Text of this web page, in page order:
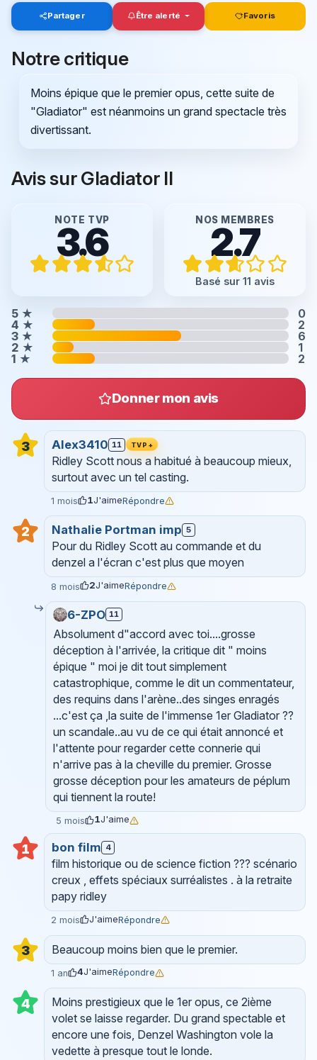
Partager Être alerté Favoris
Notre critique
Moins épique que le premier opus, cette suite de
"Gladiator" est néanmoins un grand spectacle très
divertissant.
Avis sur Gladiator II
NOTE TVP
3.6 NOS MEMBRES
2.7
Basé sur 11 avis
5 ★
0
4 ★
2
3 ★
6
2 ★
1
1 ★ 2
Donner mon avis
3 Alex3410 11 TVP+
Ridley Scott nous a habitué à beaucoup mieux,
surtout avec un tel casting.
1 mois 1J'aimeRépondre
2 Nathalie Portman imp 5
Pour du Ridley Scott au commande et du
denzel a l'écran c'est plus que moyen
8 mois 2J'aimeRépondre
6-ZPO 11
Absolument d"accord avec toi....grosse
déception à l'arrivée, la critique dit " moins
épique " moi je dit tout simplement
catastrophique, comme le dit un commentateur,
des requins dans l'arène..des singes enragés
...c'est ça ,la suite de l'immense 1er Gladiator ??
un scandale..au vu de ce qui était annoncé et
l'attente pour regarder cette connerie qui
n'arrive pas à la cheville du premier. Grosse
grosse déception pour les amateurs de péplum
qui tiennent la route!
5 mois 1J'aime
1 bon film 4
film historique ou de science fiction ??? scénario
creux , effets spéciaux surréalistes . à la retraite
papy ridley
2 mois J'aimeRépondre
3 Beaucoup moins bien que le premier.
1 an 4J'aimeRépondre
4
Moins prestigieux que le 1er opus, ce 2ième
volet se laisse regarder. Du grand spectable et
encore une fois, Denzel Washington vole la
vedette à presque tout le londe.